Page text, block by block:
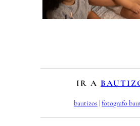
IR A
bautizos | fotografo